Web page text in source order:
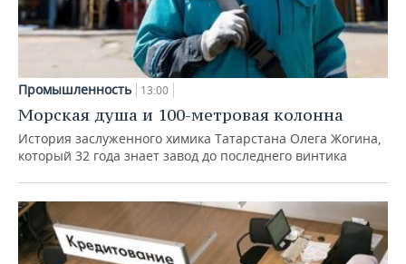
Промышленность 13:00
Морская душа и 100-метровая колонна
История заслуженного химика Татарстана Олега Жогина,
который 32 года знает завод до последнего винтика